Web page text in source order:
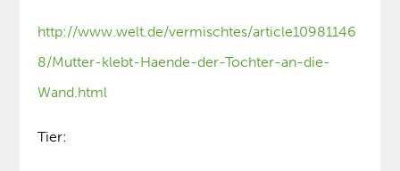
http://www.welt.de/vermischtes/article10981146
8/Mutter-klebt-Haende-der-Tochter-an-die-
Wand.html
Tier: